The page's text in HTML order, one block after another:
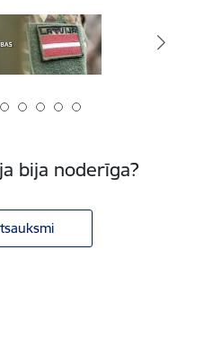
bija noderīga?